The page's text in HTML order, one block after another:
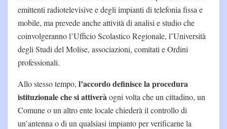
emittenti radiotelevisive e degli impianti di telefonia fissa e
mobile, ma prevede anche attività di analisi e studio che
coinvolgeranno l’Ufficio Scolastico Regionale, l’Università
degli Studi del Molise, associazioni, comitati e Ordini
professionali.
Allo stesso tempo, l’accordo definisce la procedura
istituzionale che si attiveràogni volta che un cittadino, un
Comune o un altro ente locale chiederà il controllo di
un’antenna o di un qualsiasi impianto per verificarne la